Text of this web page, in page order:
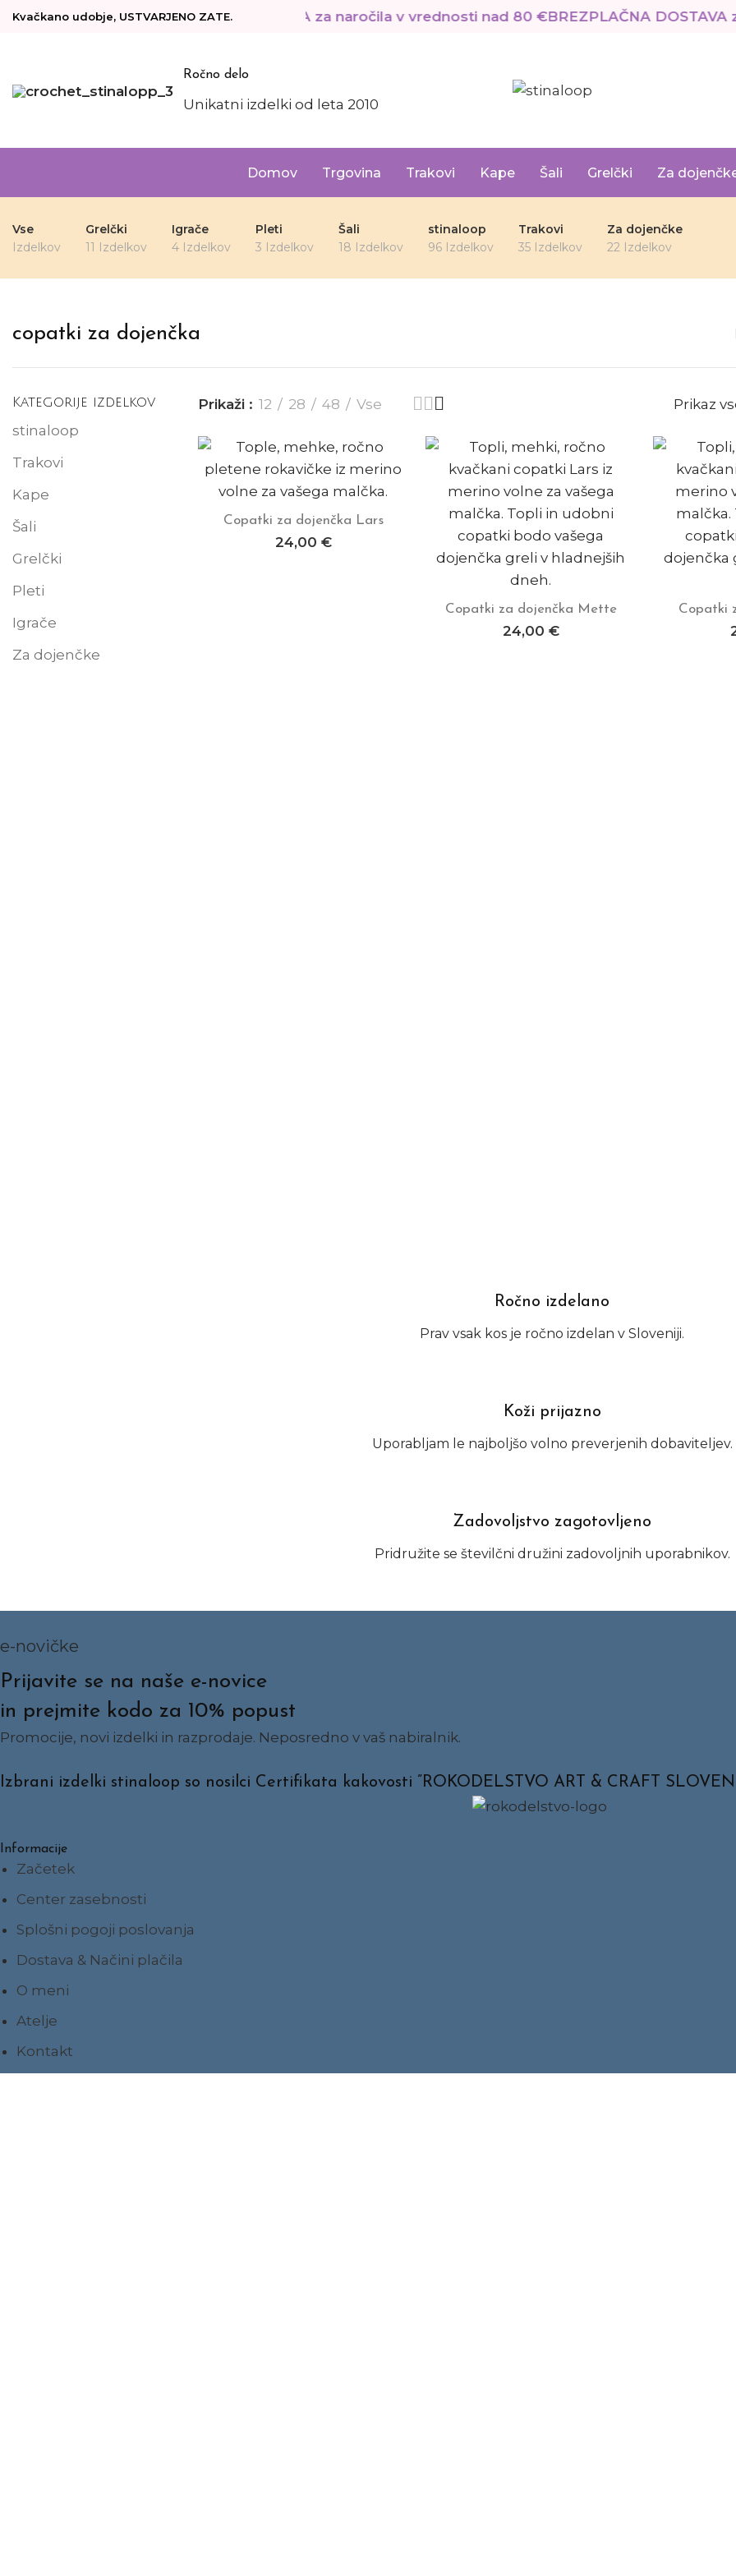
Kvačkano udobje, USTVARJENO ZATE.
BREZPLAČNA DOSTAVA za naročila v vrednosti nad 80 €BREZPLAČNA DOSTAVA
Ročno delo
Unikatni izdelki od leta 2010
Domov Trgovina Trakovi Kape Šali Grelčki Za
Vse
Izdelkov
Grelčki
11 Izdelkov
Igrače
4 Izdelkov
Pleti
3 Izdelkov
Šali
18 Izdelkov
stinaloop
96 Izdelkov
Trakovi
35 Izdelkov
Za dojenčke
22 Izdelkov
copatki za dojenčka
Kategorije izdelkov
stinaloop
Trakovi
Kape
Šali
Grelčki
Pleti
Igrače
Za dojenčke
Prikaži 12 28 48 Vse Prikaz
Dodaj v košarico
Copatki za dojenčka Lars
24,00 €
Dodaj v košarico
Copatki za dojenčka Mette
24,00 €
Copatki
Ročno izdelano
Prav vsak kos je ročno izdelan v Sloveniji.
Koži prijazno
Uporabljam le najboljšo volno preverjenih dobaviteljev.
Zadovoljstvo zagotovljeno
Pridružite se številčni družini zadovoljnih uporabnikov.
e-novičke
Prijavite se na naše e-novice
in prejmite kodo za 10% popust
Promocije, novi izdelki in razprodaje. Neposredno v vaš nabiralnik.
Izbrani izdelki stinaloop so nosilci Certifikata kakovosti ”ROKODELSTVO ART & CRAFT
Informacije
Začetek
Center zasebnosti
Splošni pogoji poslovanja
Dostava & Načini plačila
O meni
Atelje
Kontakt